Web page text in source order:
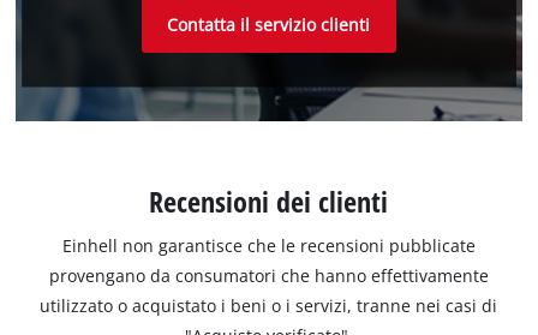
Contatta il servizio clienti
Recensioni dei clienti
Einhell non garantisce che le recensioni pubblicate
provengano da consumatori che hanno effettivamente
utilizzato o acquistato i beni o i servizi, tranne nei casi di